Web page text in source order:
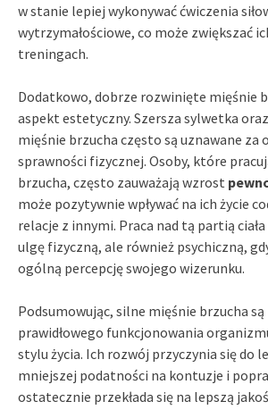
w stanie lepiej wykonywać ćwiczenia
wytrzymałościowe, co może zwiększać
treningach.
Dodatkowo, dobrze rozwinięte mięśnie
aspekt estetyczny. Szersza sylwetka
mięśnie brzucha często są uznawane za
sprawności fizycznej. Osoby, które
brzucha, często zauważają wzrost
może pozytywnie wpływać na ich życie
relacje z innymi. Praca nad tą partią
ulgę fizyczną, ale również psychiczną,
ogólną percepcję swojego wizerunku.
Podsumowując, silne mięśnie brzucha
prawidłowego funkcjonowania
stylu życia. Ich rozwój przyczynia się do
mniejszej podatności na kontuzje i
ostatecznie przekłada się na lepszą